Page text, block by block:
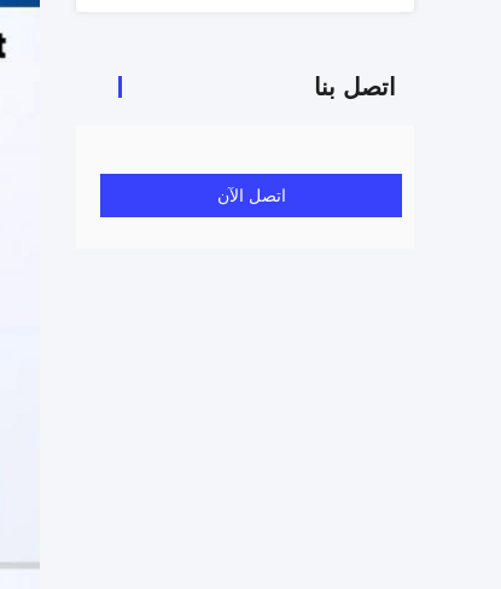
اتصل بنا
اتصل الآن